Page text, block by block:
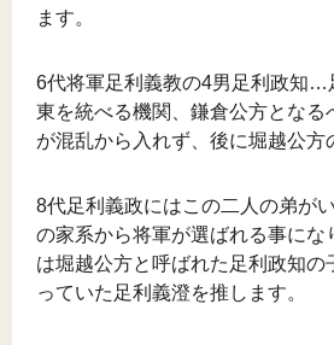
ます。
6代将軍足利義教の4男足利政知…
東を統べる機関、鎌倉公方となる
が混乱から入れず、後に堀越公方
8代足利義政にはこの二人の弟が
の家系から将軍が選ばれる事にな
は堀越公方と呼ばれた足利政知の
っていた足利義澄を推します。